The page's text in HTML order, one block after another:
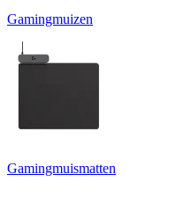
Gamingmuizen
Gamingmuismatten